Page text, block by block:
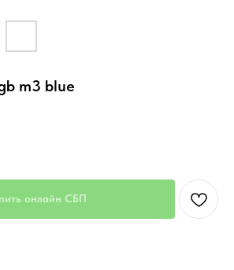
m3 blue
онлайн СБП